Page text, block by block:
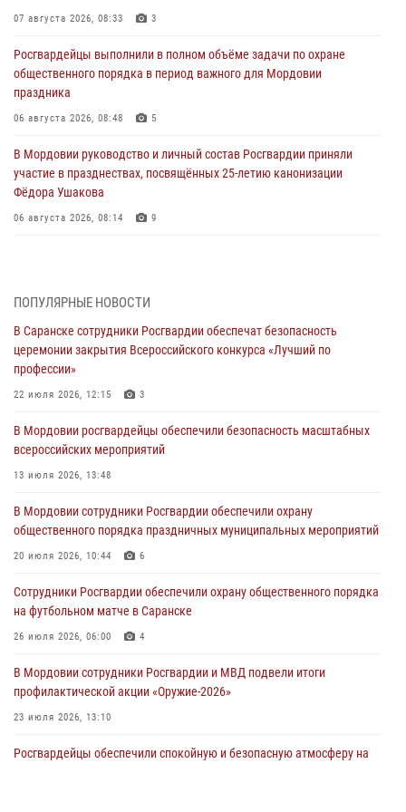
07 августа 2026, 08:33 3
Росгвардейцы выполнили в полном объёме задачи по охране
общественного порядка в период важного для Мордовии
праздника
06 августа 2026, 08:48 5
В Мордовии руководство и личный состав Росгвардии приняли
участие в празднествах, посвящённых 25-летию канонизации
Фёдора Ушакова
06 августа 2026, 08:14 9
06 августа 2026, 07:03
В Саранске по обращению жителей правоохранители отреагировали
незамедлительно
05 августа 2026, 15:04
подозреваемого в причинении телесных повреждений супруге
05 августа 2026, 12:34
проведения масштабного праздника в Темникове
05 августа 2026, 09:04 4
разрешительной работы передал очередную партию вооружения в
зону СВО
04 августа 2026, 11:13
ПОПУЛЯРНЫЕ НОВОСТИ
В Саранске сотрудники Росгвардии обеспечат безопасность
церемонии закрытия Всероссийского конкурса «Лучший по
профессии»
22 июля 2026, 12:15 3
В Мордовии росгвардейцы обеспечили безопасность масштабных
всероссийских мероприятий
13 июля 2026, 13:48
В Мордовии сотрудники Росгвардии обеспечили охрану
общественного порядка праздничных муниципальных мероприятий
20 июля 2026, 10:44 6
Сотрудники Росгвардии обеспечили охрану общественного порядка
на футбольном матче в Саранске
26 июля 2026, 06:00 4
В Мордовии сотрудники Росгвардии и МВД подвели итоги
профилактической акции «Оружие‑2026»
23 июля 2026, 13:10
Росгвардейцы обеспечили спокойную и безопасную атмосферу на